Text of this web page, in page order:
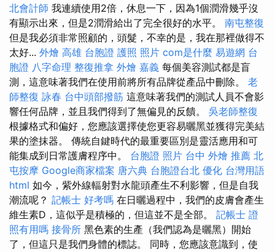
北會計師 我連續使用2倍，休息一下，因為1個潤滑幾乎沒
有顯示出來，但是2潤滑給出了完全很好的水平。 南屯整復
但是我必須非常照顧的，頭髮，不幸的是，我在那裡做得不
太好... 外燴 高雄 台胞證 護照 照片 com是什麼 易遊網 台
胞證 八字命理 整復推拿 外燴 嘉義 每個美容測試都是盲
測，這意味著我們在使用前將所有品牌從產品中刪除。 老
師整復 詠春 台中頭部撥筋 這意味著我們的測試人員不會影
響任何品牌，並且我們得到了無偏見的反饋。 吳老師整復
根據格式和偏好，您應該選擇使您更容易曬黑並獲得完美結
果的塗抹器。 傳統自鍵時代的最重要區別是靈活應用和可
能集成到日常護膚程序中。 台胞證 照片 台中 外燴 推薦 北
屯按摩 Google商家檔案 唐六典 台胞證台北 優化 台灣用語
html 如今，紫外線輻射對水龍頭產生不利影響，但是自我
潮流呢？ 記帳士 好考嗎 在日曬過程中，我們的皮膚會產生
維生素D，這似乎是積極的，但這並不是全部。 記帳士 證
照有用嗎 接骨所 黑色素的生產（我們認為是曬黑）開始
了，但這只是我們身體的標誌。 同時，您應該意識到，使